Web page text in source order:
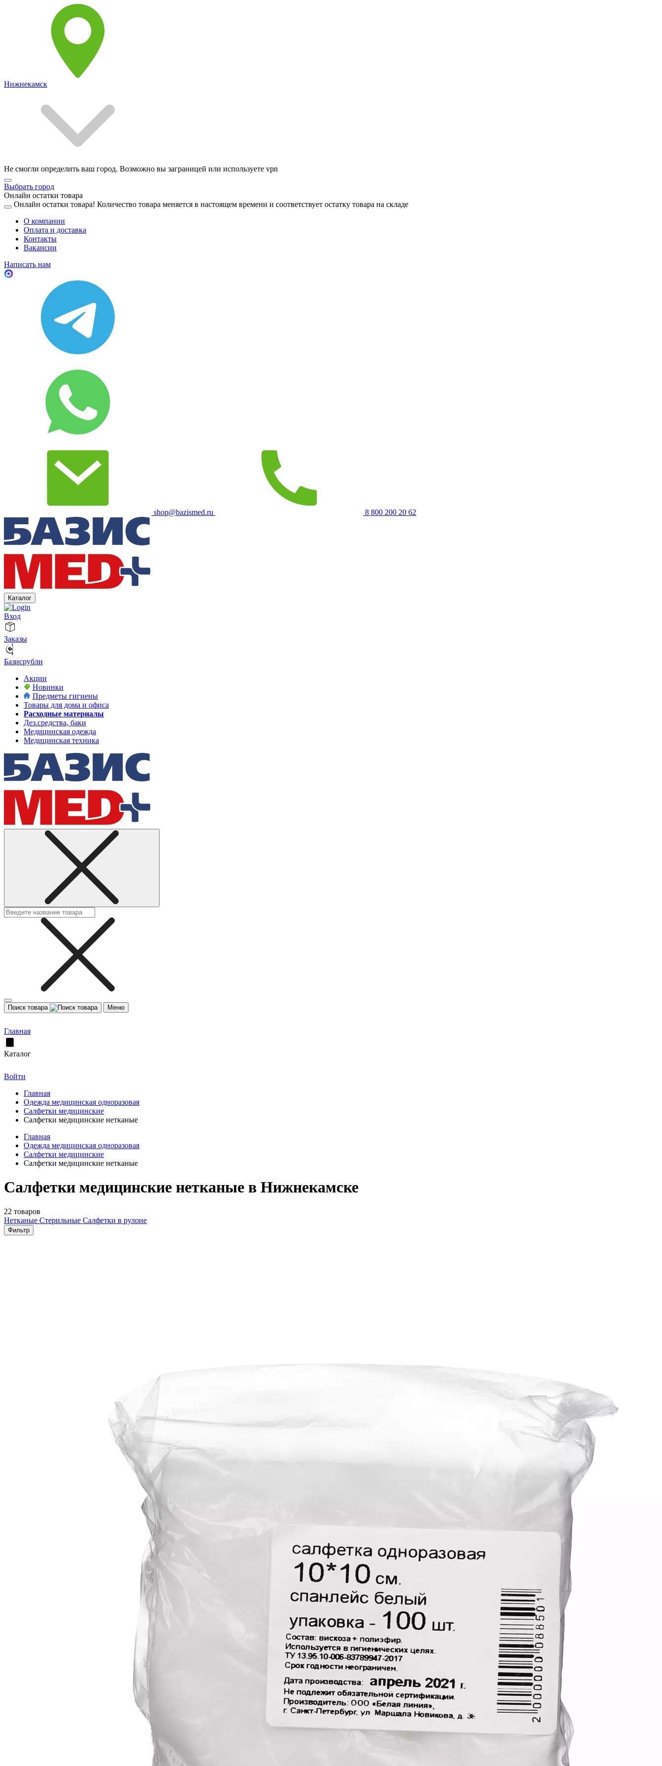
Нижнекамск
Не смогли определить ваш город. Возможно вы заграницей или используете vpn
Выбрать город
Онлайн остатки товара
Онлайн остатки товара! Количество товара меняется в настоящем времени и соответствует остатку товара на складе
О компании
Оплата и доставка
Контакты
Вакансии
Написать нам
shop@bazismed.ru 8 800 200 20 62
Каталог
Вход
Заказы
Базисрубли
Акции
Новинки
Предметы гигиены
Товары для дома и офиса
Расходные материалы
Дез.средства, баки
Медицинская одежда
Медицинская техника
Поиск товара Меню
Главная
Каталог
Войти
Главная
Одежда медицинская одноразовая
Салфетки медицинские
Салфетки медицинские нетканые
Главная
Одежда медицинская одноразовая
Салфетки медицинские
Салфетки медицинские нетканые
Салфетки медицинские нетканые в Нижнекамске
22 товаров
Нетканые Стерильные Салфетки в рулоне
Фильтр